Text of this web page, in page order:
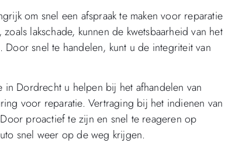
om snel een afspraak te maken voor reparatie
lakschade, kunnen de kwetsbaarheid van het
snel te handelen, kunt u de integriteit van
in Dordrecht u helpen bij het afhandelen van
voor reparatie. Vertraging bij het indienen van
proactief te zijn en snel te reageren op
snel weer op de weg krijgen.